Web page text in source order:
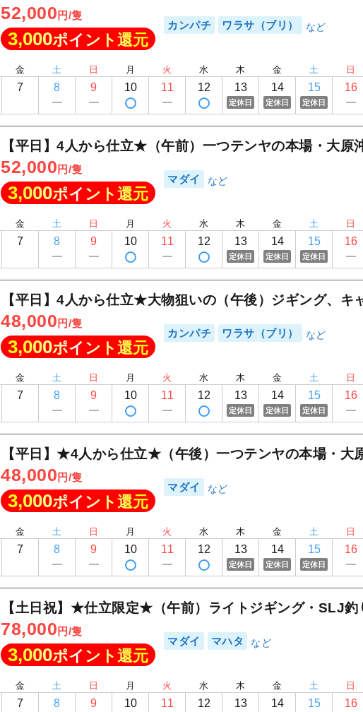
52,000 円/隻
3,000ポイント還元
カンパチ ワラサ（ブリ）
金
7
土
8
日
9
月
10
火
11
水
12
木
13
定休日
金
14
定休日
土
15
定休日
日
16
【平日】4人から仕立★（午前）一つテンヤの本場・大原
52,000 円/隻
3,000ポイント還元
マダイ
金
7
土
8
日
9
月
10
火
11
水
12
木
13
定休日
金
14
定休日
土
15
定休日
日
16
【平日】4人から仕立★大物狙いの（午後）ジギング、キ
48,000 円/隻
3,000ポイント還元
カンパチ ワラサ（ブリ）
金
7
土
8
日
9
月
10
火
11
水
12
木
13
定休日
金
14
定休日
土
15
定休日
日
16
【平日】★4人から仕立★（午後）一つテンヤの本場・大
48,000 円/隻
3,000ポイント還元
マダイ
金
7
土
8
日
9
月
10
火
11
水
12
木
13
定休日
金
14
定休日
土
15
定休日
日
16
【土日祝】★仕立限定★（午前）ライトジギング・SLJ釣
78,000 円/隻
3,000ポイント還元
マダイ マハタ
金
7
土
8
日
9
月
10
火
11
水
12
木
13
金
14
土
15
日
16
板倉丸